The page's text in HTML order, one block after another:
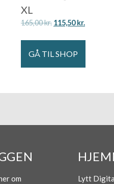
XL
165,00kr. 115,50kr.
GÅ TIL SHOP
om
Lytt